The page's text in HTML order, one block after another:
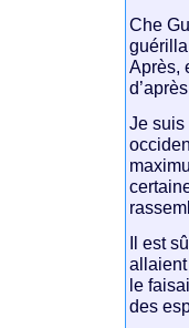
Che
Après,
Je
Il est
le
des